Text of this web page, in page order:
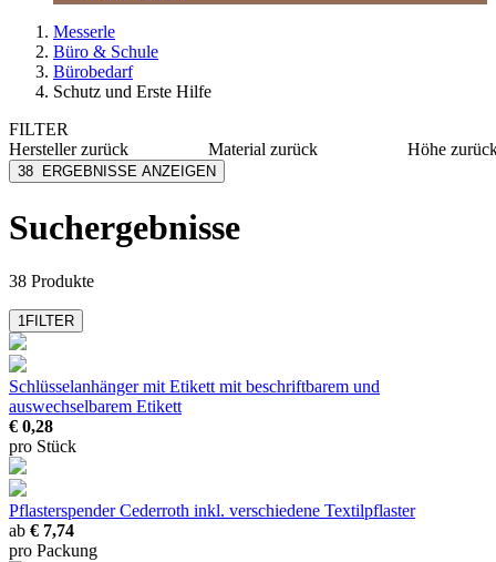
Messerle
Büro & Schule
Bürobedarf
Schutz und Erste Hilfe
FILTER
Herstellerzurück
Abus
Brennenstuhl
Burg-Wächter
mehr anzeigen
Material zurück
ABS
Höhe
38 ERGEBNISSE ANZEIGEN
Suchergebnisse
38 Produkte
1FILTER
Schlüsselanhänger mit Etikett mit beschriftbarem und
auswechselbarem Etikett
€ 0,28
pro Stück
Pflasterspender Cederroth inkl. verschiedene Textilpflaster
ab € 7,74
pro Packung